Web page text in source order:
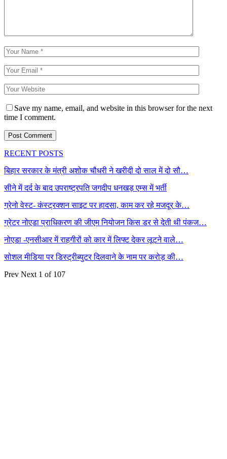
Save my name, email, and website in this browser for the next
time I comment.
RECENT POSTS
बिहार सरकार के मंत्री अशोक चौधरी ने खरीदी दो साल में दो सौ…
सीने में दर्द के बाद उपराष्ट्रपति जगदीप धनखड़ एम्स में भर्ती
ग्रेनो वेस्ट- कंस्ट्रक्शन साइट पर हादसा, काम कर रहे मजदूर के…
ग्रेटर नोएडा प्राधिकरण की जीएम नियोजन किस डर से देती थी पंकज…
नोएडा -एनसीआर में राहगीरों को कार में लिफ्ट देकर लूटने वाले…
सोशल मीडिया पर डिस्ट्रीब्युटर दिलवाने के नाम पर करोड़ की…
Prev Next 1 of 107